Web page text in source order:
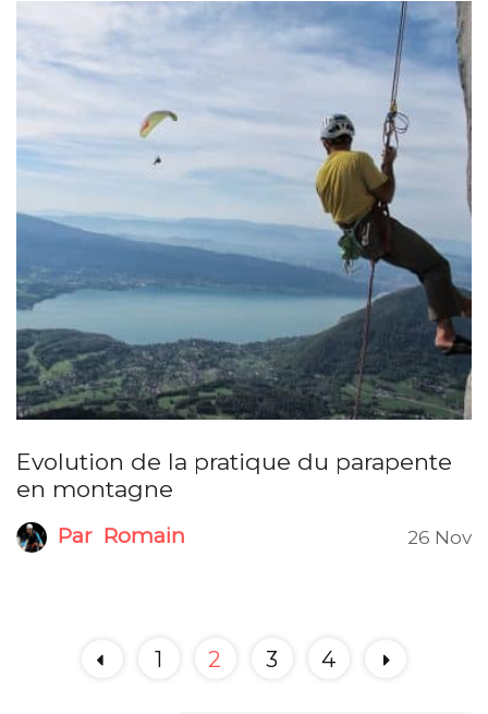
Evolution de la pratique du parapente
en montagne
Par Romain 26 Nov
1 2 3 4